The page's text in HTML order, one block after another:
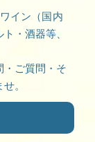
イン（国内
・酒器等、
・ご質問・そ
。